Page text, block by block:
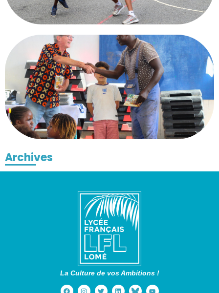
Archives
La Culture de vos Ambitions !